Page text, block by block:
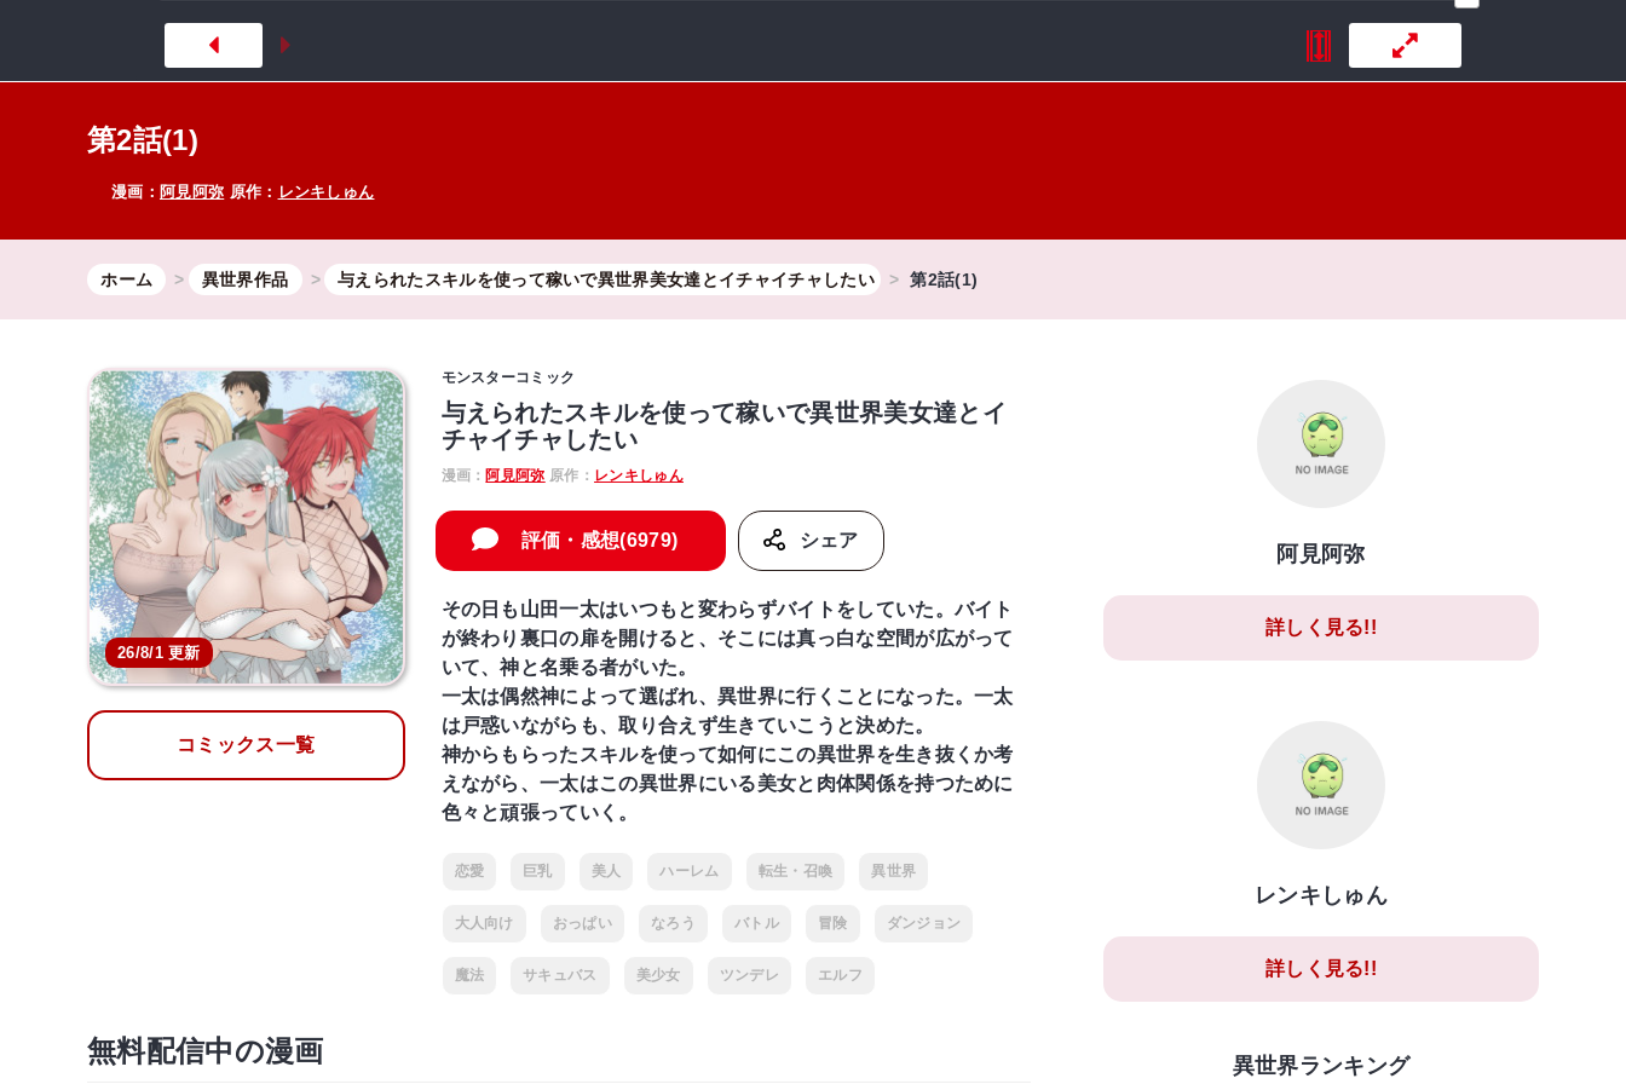
第2話(1)
漫画： 阿見阿弥 原作： レンキしゅん
ホーム 異世界作品 与えられたスキルを使って稼いで異世界美女達とイチャイチャしたい 第2話(1)
26/8/1 更新
コミックス一覧
モンスターコミック
与えられたスキルを使って稼いで異世界美女達とイ
チャイチャしたい
漫画： 阿見阿弥 原作： レンキしゅん
評価・感想(6979) シェア
その日も山田一太はいつもと変わらずバイトをしていた。バイト
が終わり裏口の扉を開けると、そこには真っ白な空間が広がって
いて、神と名乗る者がいた。
一太は偶然神によって選ばれ、異世界に行くことになった。一太
は戸惑いながらも、取り合えず生きていこうと決めた。
神からもらったスキルを使って如何にこの異世界を生き抜くか考
えながら、一太はこの異世界にいる美女と肉体関係を持つために
色々と頑張っていく。
恋愛 巨乳 美人 ハーレム 転生・召喚 異世界
大人向け おっぱい なろう バトル 冒険 ダンジョン
魔法 サキュバス 美少女 ツンデレ エルフ
無料配信中の漫画
阿見阿弥
詳しく見る!!
レンキしゅん
詳しく見る!!
異世界ランキング